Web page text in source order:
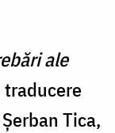
ale
traducere
Tica,